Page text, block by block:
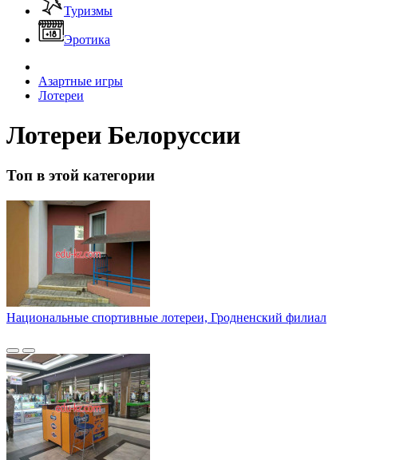
Туризмы
Эротика
Азартные игры
Лотереи
Лотереи Белоруссии
Топ в этой категории
Национальные спортивные лотереи, Гродненский филиал